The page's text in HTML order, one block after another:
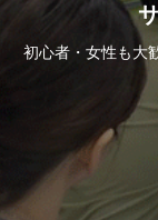
初心者・女性も大